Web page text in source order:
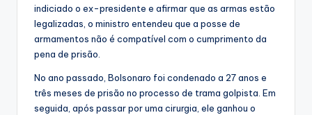
indiciado o ex-presidente e afirmar que as armas estão
legalizadas, o ministro entendeu que a posse de
armamentos não é compatível com o cumprimento da
pena de prisão.
No ano passado, Bolsonaro foi condenado a 27 anos e
três meses de prisão no processo de trama golpista. Em
seguida, após passar por uma cirurgia, ele ganhou o